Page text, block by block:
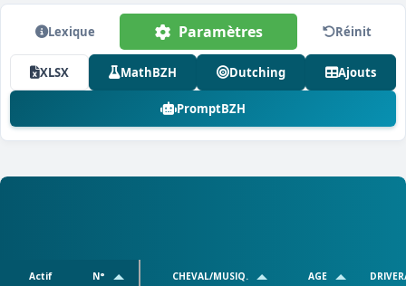
Lexique Paramètres Réinit
XLSX MathBZH Dutching Ajouts
PromptBZH
Actif N° CHEVAL/MUSIQ. AGE